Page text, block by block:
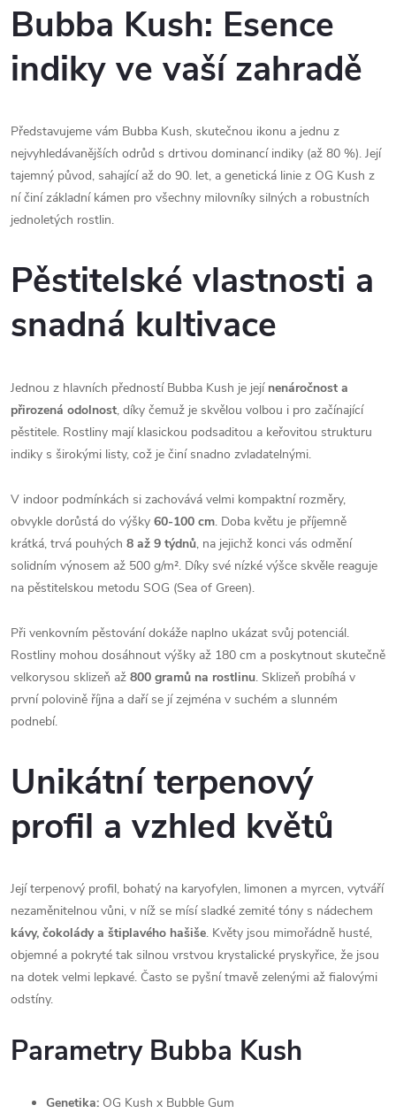
Bubba Kush: Esence
indiky ve vaší zahradě
Představujeme vám Bubba Kush, skutečnou ikonu a jednu z
nejvyhledávanějších odrůd s drtivou dominancí indiky (až 80 %). Její
tajemný původ, sahající až do 90. let, a genetická linie z OG Kush z
ní činí základní kámen pro všechny milovníky silných a robustních
jednoletých rostlin.
Pěstitelské vlastnosti a
snadná kultivace
Jednou z hlavních předností Bubba Kush je její nenáročnost a
přirozená odolnost, díky čemuž je skvělou volbou i pro začínající
pěstitele. Rostliny mají klasickou podsaditou a keřovitou strukturu
indiky s širokými listy, což je činí snadno zvladatelnými.
V indoor podmínkách si zachovává velmi kompaktní rozměry,
obvykle dorůstá do výšky 60-100 cm. Doba květu je příjemně
krátká, trvá pouhých 8 až 9 týdnů, na jejichž konci vás odmění
solidním výnosem až 500 g/m². Díky své nízké výšce skvěle reaguje
na pěstitelskou metodu SOG (Sea of Green).
Při venkovním pěstování dokáže naplno ukázat svůj potenciál.
Rostliny mohou dosáhnout výšky až 180 cm a poskytnout skutečně
velkorysou sklizeň až 800 gramů na rostlinu. Sklizeň probíhá v
první polovině října a daří se jí zejména v suchém a slunném
podnebí.
Unikátní terpenový
profil a vzhled květů
Její terpenový profil, bohatý na karyofylen, limonen a myrcen, vytváří
nezaměnitelnou vůni, v níž se mísí sladké zemité tóny s nádechem
kávy, čokolády a štiplavého hašiše. Květy jsou mimořádně husté,
objemné a pokryté tak silnou vrstvou krystalické pryskyřice, že jsou
na dotek velmi lepkavé. Často se pyšní tmavě zelenými až fialovými
odstíny.
Parametry Bubba Kush
Genetika: OG Kush x Bubble Gum